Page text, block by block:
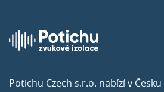
Potichu Czech s.r.o. nabízí v